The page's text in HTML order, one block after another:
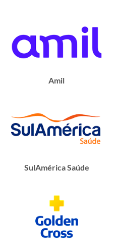
Amil
SulAmérica Saúde